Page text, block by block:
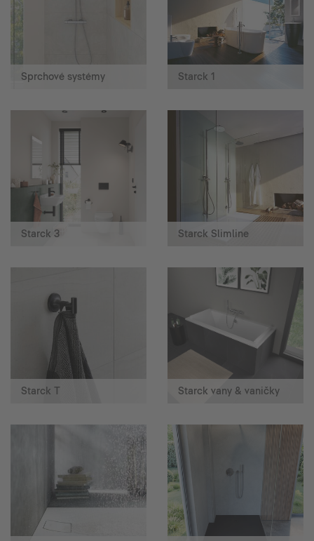
Sprchové systémy Starck 1
Starck 3 Starck Slimline
Starck T Starck vany & vaničky